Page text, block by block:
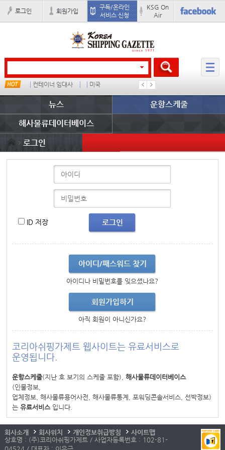
로그인 회원가입
구독/온라인
서비스 신청
KSG On
Air
컨테이너 임대사 미국 천경해운
뉴스 운항스케줄
해사물류데이터베이스
로그인
로그인
ID 저장
아이디/패스워드 찾기
아이디나 비밀번호를 잊으셨나요?
회원가입하기
아직 회원이 아니신가요?
코리아쉬핑가제트 웹사이트는 유료서비스로
운영됩니다.
운항스케줄(지난 호 보기의 스케줄 포함),해사물류데이터베이스
(인물정보,
업체정보, 해사물류용어사전, 해사물류통계, 포워딩콘솔서비스, 선박정보)
는유료서비스입니다.
회사소개 회사위치 개인정보취급방침
사이트맵
상호명 : (주)코리아쉬핑가제트 / 사업자등록번호 : 102-81-